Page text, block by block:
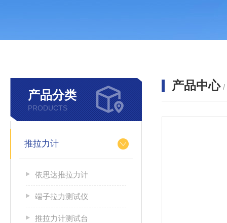
产品分类
PRODUCTS
推拉力计
依思达推拉力计
端子拉力测试仪
推拉力计测试台
产品中心 /